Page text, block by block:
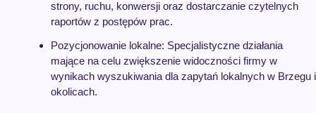
strony, ruchu, konwersji oraz dostarczanie czytelnych
raportów z postępów prac.
Pozycjonowanie lokalne: Specjalistyczne działania
mające na celu zwiększenie widoczności firmy w
wynikach wyszukiwania dla zapytań lokalnych w Brzegu i
okolicach.